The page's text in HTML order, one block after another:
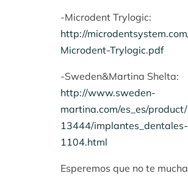
-Microdent Trylogic:
http://
Microdent-Trylogic.pdf
-Sweden&Martina Shelta:
http://www.sweden-
martina.com/es_es/
13444/
1104.html
Esperemos que no te